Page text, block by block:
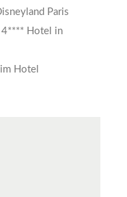
Paris
4**** Hotel in
Hotel